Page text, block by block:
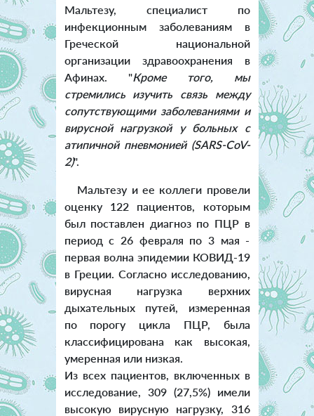
Мальтезу, специалист по
инфекционным заболеваниям в
Греческой национальной
организации здравоохранения в
Афинах. "Кроме того, мы
стремились изучить связь между
сопутствующими заболеваниями и
вирусной нагрузкой у больных с
атипичной пневмонией (SARS-CoV-
2)".
Мальтезу и ее коллеги провели
оценку 122 пациентов, которым
был поставлен диагноз по ПЦР в
период с 26 февраля по 3 мая -
первая волна эпидемии КОВИД-19
в Греции. Согласно исследованию,
вирусная нагрузка верхних
дыхательных путей, измеренная
по порогу цикла ПЦР, была
классифицирована как высокая,
умеренная или низкая.
Из всех пациентов, включенных в
исследование, 309 (27,5%) имели
высокую вирусную нагрузку, 316